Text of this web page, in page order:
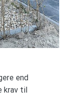
end
krav til